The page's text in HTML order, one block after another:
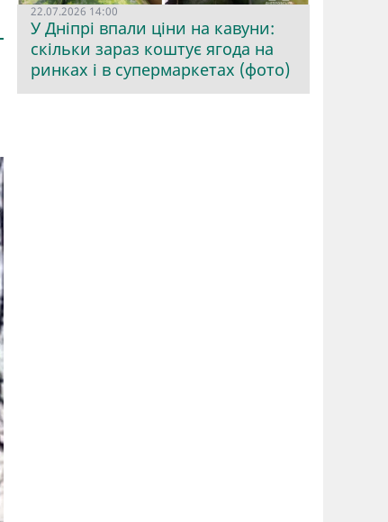
22.07.2026 14:00
У Дніпрі впали ціни на кавуни:
скільки зараз коштує ягода на
ринках і в супермаркетах (фото)